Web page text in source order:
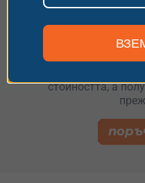
Не знаеш
стойността, а